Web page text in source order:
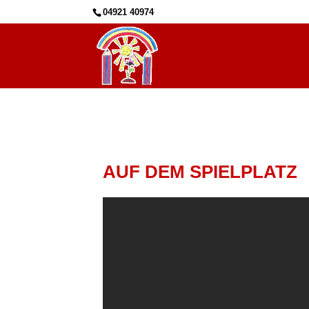
04921 40974
AUF DEM SPIELPLATZ